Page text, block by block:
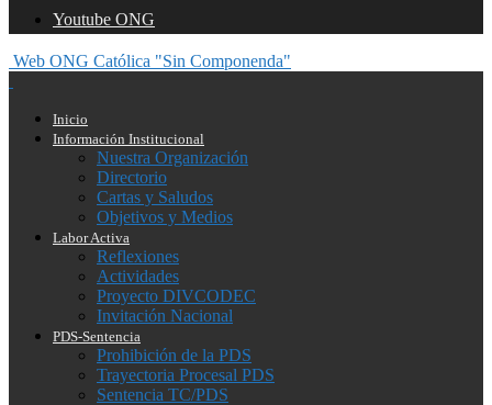
Youtube ONG
Web ONG Católica "Sin Componenda"
Inicio
Información Institucional
Nuestra Organización
Directorio
Cartas y Saludos
Objetivos y Medios
Labor Activa
Reflexiones
Actividades
Proyecto DIVCODEC
Invitación Nacional
PDS-Sentencia
Prohibición de la PDS
Trayectoria Procesal PDS
Sentencia TC/PDS